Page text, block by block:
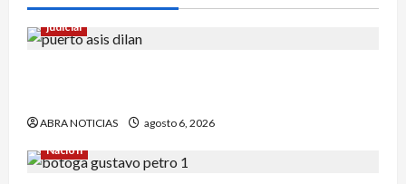
judicial
ABRA NOTICIAS
agosto 6, 2026
Nación